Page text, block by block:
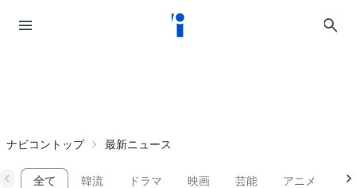
ナビコントップ 最新ニュース
全て 韓流 ドラマ 映画 芸能 アニメ